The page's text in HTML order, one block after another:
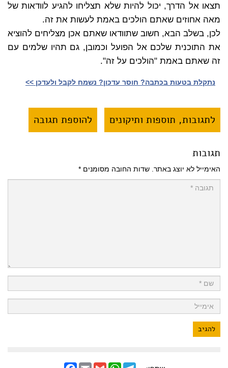
תצאו אל הדרך, יכול להיות שלא תצליחו להגיע לוודאות של
מאה אחוזים שאתם הולכים באמת לעשות את זה.
לכן, בשלב הבא, חשוב שתוודאו שאתם אכן מצליחים להוציא
את התוכנית שלכם אל הפועל וכמובן, גם תהיו שלמים עם
זה שאתם באמת "הולכים על זה".
נתקלת בטעות בכתבה? חוסר עדכון? נשמח לקבל ולעדכן >>‎
לתגובות, תוספות ותיקונים להוספת תגובה
תגובות
האימייל לא יוצג באתר. שדות החובה מסומנים *
F
E
G
W
T